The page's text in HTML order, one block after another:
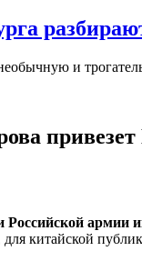
и
Российской армии
для китайской